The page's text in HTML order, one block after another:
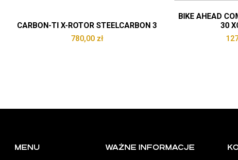
CARBON-TI X-ROTOR STEELCARBON 3
780,00 zł
BIKE AHEAD
30
MENU WAŻNE INFORMACJE